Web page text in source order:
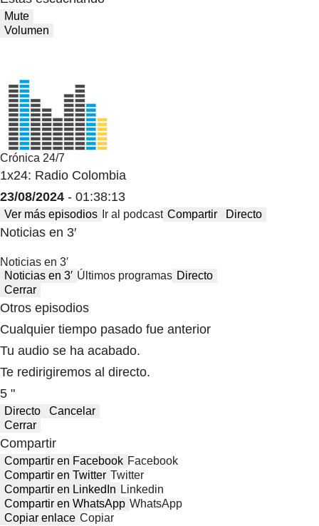
Mute
Volumen
Crónica 24/7
1x24: Radio Colombia
23/08/2024 - 01:38:13
Ver más episodios Ir al podcast Compartir Directo
Noticias en 3′
Noticias en 3′
Noticias en 3′ Últimos programas Directo
Cerrar
Otros episodios
Cualquier tiempo pasado fue anterior
Tu audio se ha acabado.
Te redirigiremos al directo.
5 "
Directo
Cancelar
Cerrar
Compartir
Compartir en Facebook Facebook
Compartir en Twitter Twitter
Compartir en LinkedIn Linkedin
Compartir en WhatsApp WhatsApp
Copiar enlace Copiar